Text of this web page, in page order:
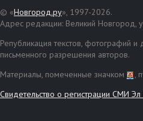
© «Новгород.ру», 1997-2026.
Адрес редакции: Великий Новгород,
Републикация текстов, фотографий
письменного разрешения авторов.
Материалы, помеченные значком
,
Свидетельство о регистрации СМИ